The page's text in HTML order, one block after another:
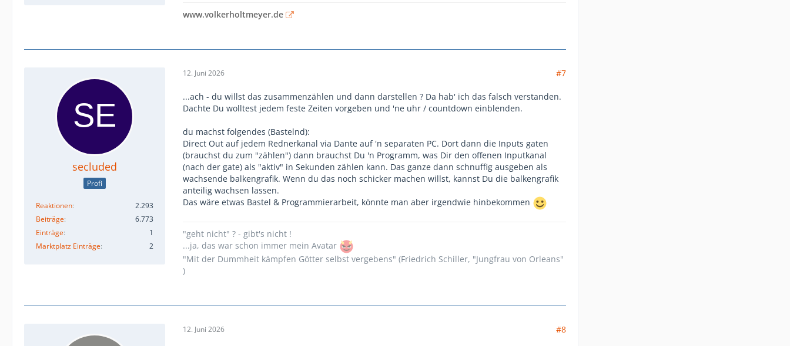
www.volkerholtmeyer.de
secluded
Profi
Reaktionen
2.293
Beiträge
6.773
Einträge
1
Marktplatz Einträge
2
12. Juni 2026 #7
...ach - du willst das zusammenzählen und dann darstellen ? Da hab' ich das falsch verstanden.
Dachte Du wolltest jedem feste Zeiten vorgeben und 'ne uhr / countdown einblenden.
du machst folgendes (Bastelnd):
Direct Out auf jedem Rednerkanal via Dante auf 'n separaten PC. Dort dann die Inputs gaten
(brauchst du zum "zählen") dann brauchst Du 'n Programm, was Dir den offenen Inputkanal
(nach der gate) als "aktiv" in Sekunden zählen kann. Das ganze dann schnuffig ausgeben als
wachsende balkengrafik. Wenn du das noch schicker machen willst, kannst Du die balkengrafik
anteilig wachsen lassen.
Das wäre etwas Bastel & Programmierarbeit, könnte man aber irgendwie hinbekommen
"geht nicht" ? - gibt's nicht !
...ja, das war schon immer mein Avatar
"Mit der Dummheit kämpfen Götter selbst vergebens" (Friedrich Schiller, "Jungfrau von Orleans"
)
12. Juni 2026 #8